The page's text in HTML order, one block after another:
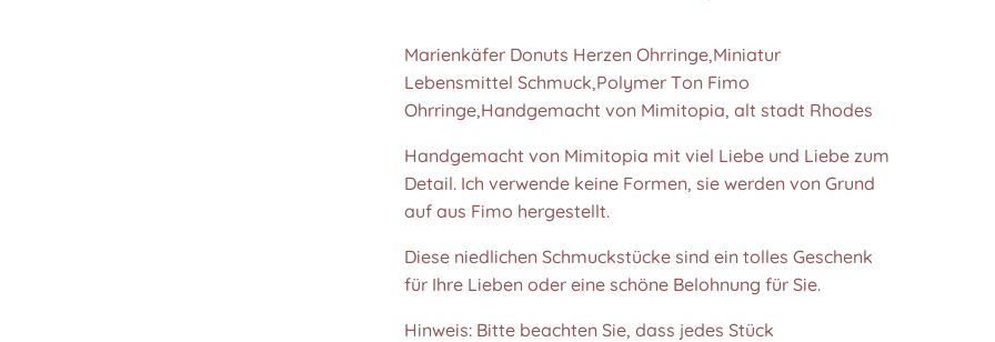
Marienkäfer Donuts Herzen Ohrringe,Miniatur
Lebensmittel Schmuck,Polymer Ton Fimo
Ohrringe,Handgemacht von Mimitopia, alt stadt Rhodes
Handgemacht von Mimitopia mit viel Liebe und Liebe zum
Detail. Ich verwende keine Formen, sie werden von Grund
auf aus Fimo hergestellt.
Diese niedlichen Schmuckstücke sind ein tolles Geschenk
für Ihre Lieben oder eine schöne Belohnung für Sie.
Hinweis: Bitte beachten Sie, dass jedes Stück